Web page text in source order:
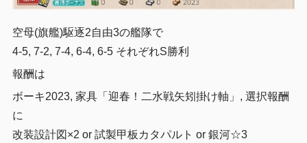
空母(旗艦)駆逐2自由3の艦隊で
4-5, 7-2, 7-4, 6-4, 6-5 それぞれS勝利
報酬は
ボーキ2023, 家具「迎春！二水戦矢矧掛け軸」, 選択報酬
に
改装設計図×2 or 試製甲板カタパルト or 銀河☆3